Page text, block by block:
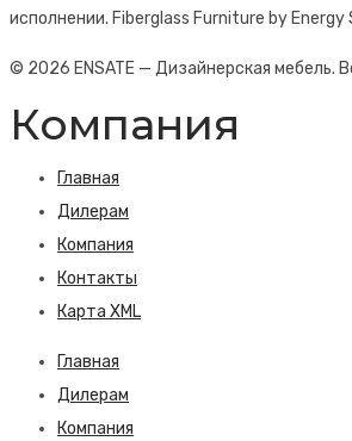
исполнении. Fiberglass Furniture by Energy
© 2026 ENSATE — Дизайнерская мебель.
Компания
Главная
Дилерам
Компания
Контакты
Карта XML
Главная
Дилерам
Компания